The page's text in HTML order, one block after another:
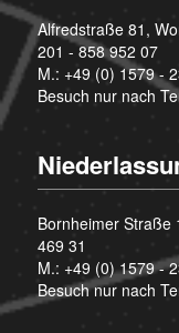
Alfredstraße 81,
201 - 858 952 07
M.: +49 (0) 1579 -
Besuch nur nach
Bornheimer Straße
469 31
M.: +49 (0) 1579 -
Besuch nur nach